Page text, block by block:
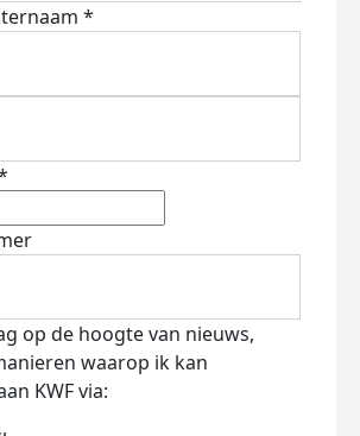
*
op de hoogte van nieuws,
waarop ik kan
KWF via: